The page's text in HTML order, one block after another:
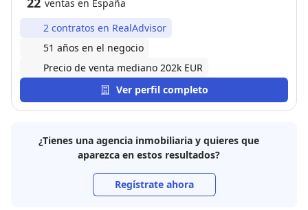
ventas en España
2 contratos en RealAdvisor
51 años en el negocio
Precio de venta mediano 202k EUR
Ver perfil completo
¿Tienes una agencia inmobiliaria y quieres que
aparezca en estos resultados?
Regístrate ahora